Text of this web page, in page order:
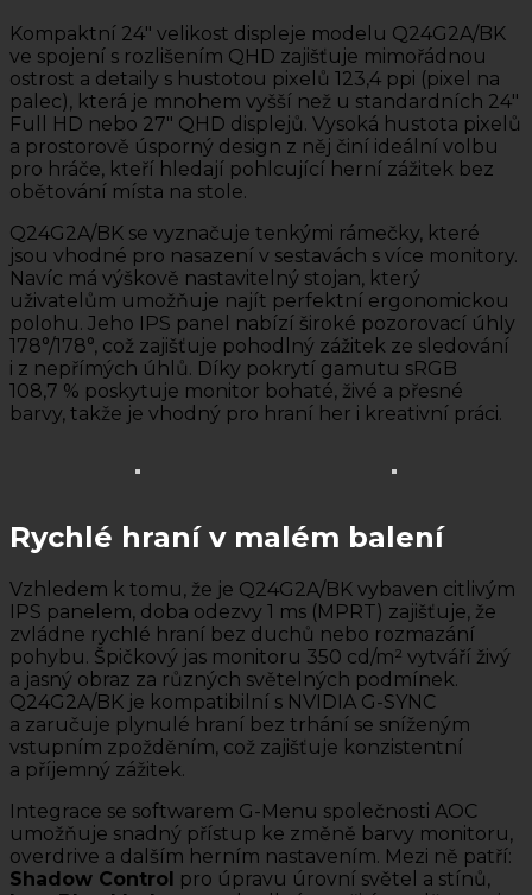
Kompaktní 24″ velikost displeje modelu Q24G2A/BK
ve spojení s rozlišením QHD zajišťuje mimořádnou
ostrost a detaily s hustotou pixelů 123,4 ppi (pixel na
palec), která je mnohem vyšší než u standardních 24″
Full HD nebo 27″ QHD displejů. Vysoká hustota pixelů
a prostorově úsporný design z něj činí ideální volbu
pro hráče, kteří hledají pohlcující herní zážitek bez
obětování místa na stole.
Q24G2A/BK se vyznačuje tenkými rámečky, které
jsou vhodné pro nasazení v sestavách s více monitory.
Navíc má výškově nastavitelný stojan, který
uživatelům umožňuje najít perfektní ergonomickou
polohu. Jeho IPS panel nabízí široké pozorovací úhly
178°/178°, což zajišťuje pohodlný zážitek ze sledování
i z nepřímých úhlů. Díky pokrytí gamutu sRGB
108,7 % poskytuje monitor bohaté, živé a přesné
barvy, takže je vhodný pro hraní her i kreativní práci.
Rychlé hraní v malém balení
Vzhledem k tomu, že je Q24G2A/BK vybaven citlivým
IPS panelem, doba odezvy 1 ms (MPRT) zajišťuje, že
zvládne rychlé hraní bez duchů nebo rozmazání
pohybu. Špičkový jas monitoru 350 cd/m² vytváří živý
a jasný obraz za různých světelných podmínek.
Q24G2A/BK je kompatibilní s NVIDIA G-SYNC
a zaručuje plynulé hraní bez trhání se sníženým
vstupním zpožděním, což zajišťuje konzistentní
a příjemný zážitek.
Integrace se softwarem G-Menu společnosti AOC
umožňuje snadný přístup ke změně barvy monitoru,
overdrive a dalším herním nastavením. Mezi ně patří:
Shadow Control pro úpravu úrovní světel a stínů,